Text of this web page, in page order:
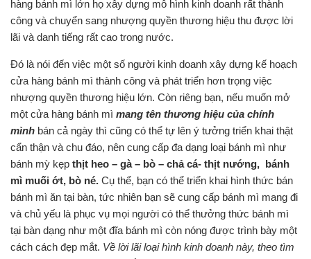
hàng bánh mì lớn họ xây dựng mô hình kinh doanh rất thành
công và chuyển sang nhượng quyền thương hiệu thu được lời
lãi và danh tiếng rất cao trong nước.
Đó là nói đến việc một số người kinh doanh xây dựng kế hoạch
cửa hàng bánh mì thành công và phát triển hơn trọng việc
nhượng quyền thương hiệu lớn. Còn riêng bạn, nếu muốn mở
một cửa hàng bánh mì mang tên thương hiệu của chính
mình bán cả ngày thì cũng có thể tự lên ý tưởng triển khai thật
cẩn thận và chu đáo, nên cung cấp đa dạng loại bánh mì như
bánh mỳ kẹp thịt heo – gà – bò – chả cá- thịt nướng, bánh
mì muối ớt, bò né. Cụ thể, bạn có thể triển khai hình thức bán
bánh mì ăn tại bàn, tức nhiên bạn sẽ cung cấp bánh mì mang đi
và chủ yếu là phục vụ mọi người có thể thưởng thức bánh mì
tại bàn dạng như một đĩa bánh mì còn nóng được trình bày một
cách cách đẹp mắt. Về lời lãi loại hình kinh doanh này, theo tìm